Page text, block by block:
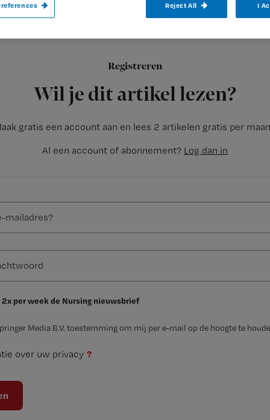
Registreren
Wil je dit artikel lezen?
gratis een account aan en lees 2 artikelen gratis per
Al een account of abonnement? Log dan in
2x per week de Nursing nieuwsbrief
Media B.V. toestemming om mij per e-mail op de hoogte te
over uw privacy ?
Een aantal jaren geleden was het vooral
Reject All I